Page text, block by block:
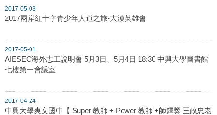
2017-05-03
2017兩岸紅十字青少年人道之旅-大漠英雄會
2017-05-01
AIESEC海外志工說明會 5月3日、5月4日 18:30 中興大學圖書館
七樓第一會議室
2017-04-24
中興大學爽文國中【 Super 教師 + Power 教師 +師鐸獎 王政忠老